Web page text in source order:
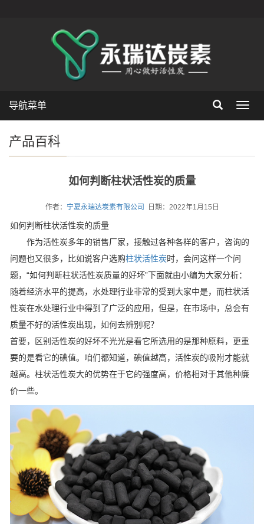
导航菜单
产品百科
如何判断柱状活性炭的质量
作者： 宁夏永瑞达炭素有限公司 日期：2022年1月15日
如何判断柱状活性炭的质量
作为活性炭多年的销售厂家，接触过各种各样的客户，咨询的
问题也又很多，比如说客户选购柱状活性炭时，会问这样一个问
题，“如何判断柱状活性炭质量的好坏”下面就由小编为大家分析：
随着经济水平的提高，水处理行业非常的受到大家中是，而柱状活
性炭在水处理行业中得到了广泛的应用，但是，在市场中，总会有
质量不好的活性炭出现，如何去辨别呢？
首要，区别活性炭的好坏不光光是看它所选用的是那种原料，更重
要的是看它的碘值。咱们都知道，碘值越高，活性炭的吸附才能就
越高。柱状活性炭大的优势在于它的强度高，价格相对于其他种廉
价一些。